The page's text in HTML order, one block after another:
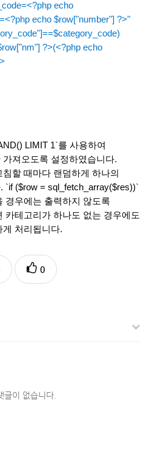
echo
echo $row["number"] ?>"
?>(<?php echo
LIMIT 1`를 사용하여
져오도록 설정하였습니다.
할 때마다 랜덤하게 하나의
`if ($row = sql_fetch_array($res))`
경우에는 출력하지 않도록
카테고리가 하나도 없는 경우에도
게 처리됩니다.
0
글이 없습니다.